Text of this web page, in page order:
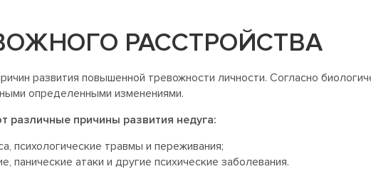
РАССТРОЙСТВА
развития повышенной тревожности личности. Согласно
определенными изменениями.
различные причины развития недуга:
психологические травмы и переживания;
панические атаки и другие психические заболевания.